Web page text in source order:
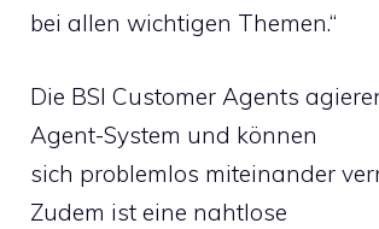
bei allen wichtigen Themen.“
Die BSI Customer Agents
Agent-System und können
sich problemlos miteinander
Zudem ist eine nahtlose